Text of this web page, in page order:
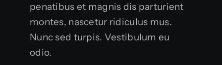
penatibus et magnis dis parturient
montes, nascetur ridiculus mus.
Nunc sed turpis. Vestibulum eu
odio.